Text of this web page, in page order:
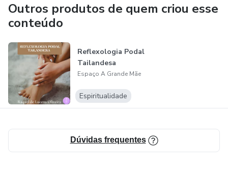
Outros produtos de quem criou esse
conteúdo
Reflexologia Podal
Tailandesa
Espaço A Grande Mãe
Espiritualidade
Dúvidas frequentes